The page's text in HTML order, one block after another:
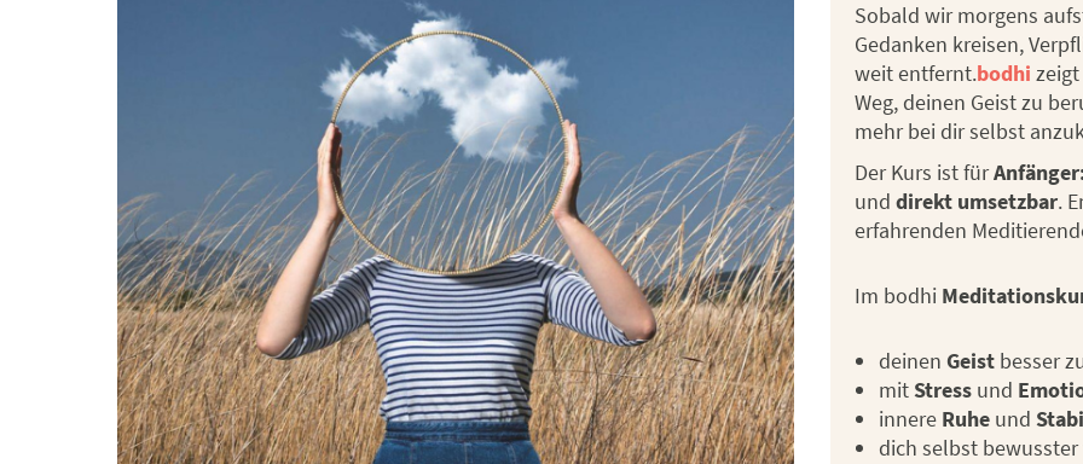
Sobald wir morgens
Gedanken kreisen,
weit entfernt.bodhi
Weg, deinen Geist zu
mehr bei dir selbst
Der Kurs ist für
und direkt umsetzbar.
erfahrenden
Im bodhi
deinen Geist besser
mitStress und
innere Ruhe und
dich selbst